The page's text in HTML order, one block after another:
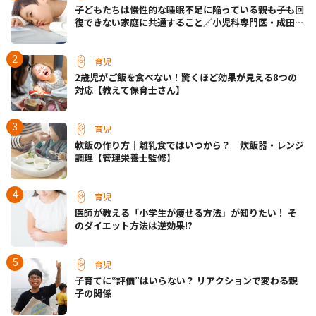
子どもたちは慢性的な睡眠不足に陥っている――親も子も回
復できない家庭に共通すること／小児科専門医・成田奈
育児
2歳児がご飯を食べない！驚くほど効果が見える8つの
対応【教えて保育士さん】
育児
軟飯の作り方｜離乳食ではいつから？ 炊飯器・レンジ
調理【管理栄養士監修】
育児
医師が教える「小学生が痩せる方法」が知りたい！ そ
のダイエット方法は逆効果!?
育児
子育てに“評価”はいらない？ リアクションで変わる親
子の関係